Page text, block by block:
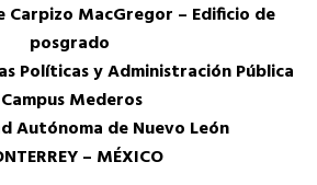
MacGregor – Edificio de
posgrado
Políticas y Administración Pública
Campus Mederos
Autónoma de Nuevo León
– MÉXICO